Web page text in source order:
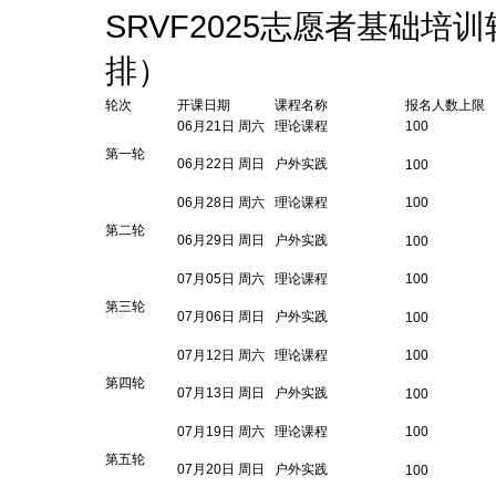
SRVF2025志愿者基础培
排）
轮次 开课日期 课程名称 报名人数上限
第一轮
06月21日 周六 理论课程 100
06月22日 周日 户外实践 100
第二轮
06月28日 周六 理论课程 100
06月29日 周日 户外实践 100
第三轮
07月05日 周六 理论课程 100
07月06日 周日 户外实践 100
第四轮
07月12日 周六 理论课程 100
07月13日 周日 户外实践 100
第五轮
07月19日 周六 理论课程 100
07月20日 周日 户外实践 100